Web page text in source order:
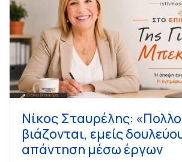
Νίκος Σταυρέλης:
βιάζονται, εμείς
απάντηση μέσω έργων